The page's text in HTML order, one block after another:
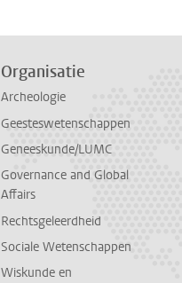
Organisatie
Archeologie
Geesteswetenschappen
Geneeskunde/LUMC
Governance and Global
Affairs
Rechtsgeleerdheid
Sociale Wetenschappen
Wiskunde en